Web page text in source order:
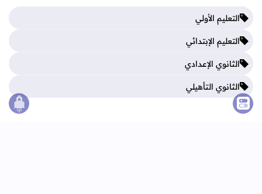
التعليم الأولي
التعليم الإبتدائي
الثانوي الإعدادي
الثانوي التأهيلي